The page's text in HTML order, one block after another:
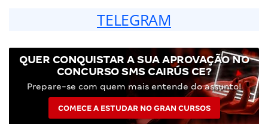
TELEGRAM
QUER CONQUISTAR A SUA APROVAÇÃO NO
CONCURSO SMS CAIRÚS CE?
Prepare-se com quem mais entende do assunto!
COMECE A ESTUDAR NO GRAN CURSOS